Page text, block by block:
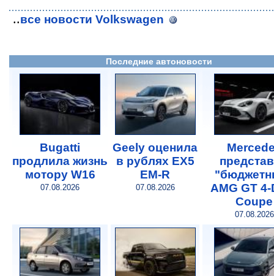
..все новости Volkswagen
Последние автоновости
Bugatti
продлила жизнь
мотору W16
07.08.2026
Geely оценила
в рублях EX5
EM-R
07.08.2026
AMG GT
Coupe
07.08.2026